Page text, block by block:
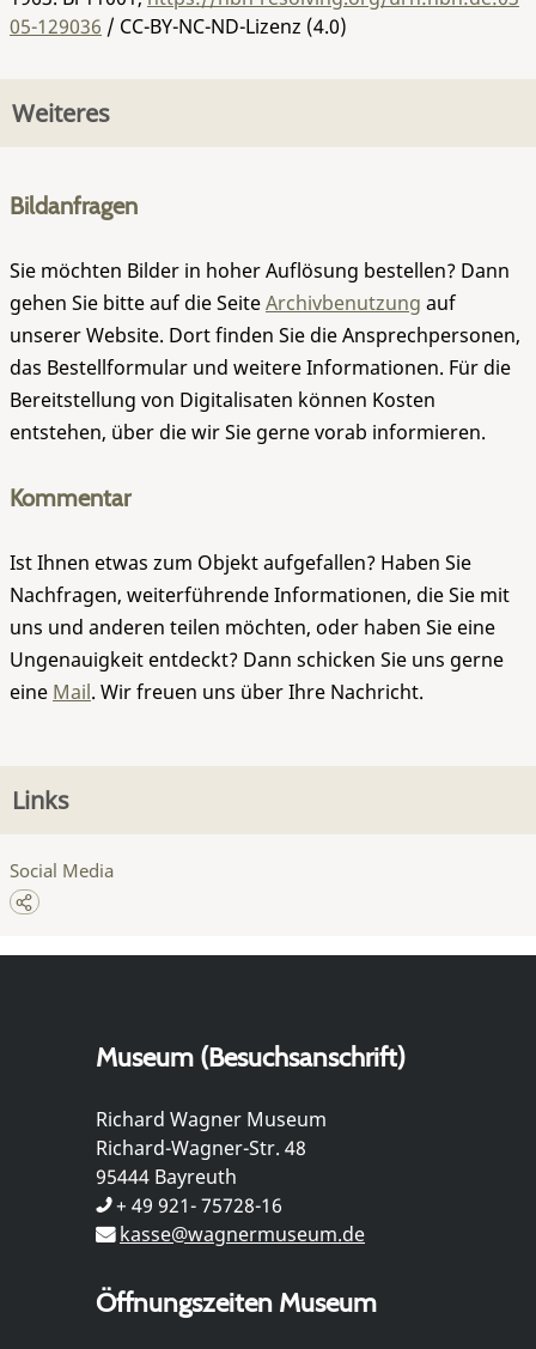
05-129036 / CC-BY-NC-ND-Lizenz (4.0)
Weiteres
Bildanfragen
Sie möchten Bilder in hoher Auflösung bestellen? Dann
gehen Sie bitte auf die SeiteArchivbenutzung auf
unserer Website. Dort finden Sie die Ansprechpersonen,
das Bestellformular und weitere Informationen. Für die
Bereitstellung von Digitalisaten können Kosten
entstehen, über die wir Sie gerne vorab informieren.
Kommentar
Ist Ihnen etwas zum Objekt aufgefallen? Haben Sie
Nachfragen, weiterführende Informationen, die Sie mit
uns und anderen teilen möchten, oder haben Sie eine
Ungenauigkeit entdeckt? Dann schicken Sie uns gerne
eine Mail. Wir freuen uns über Ihre Nachricht.
Links
Social Media
Museum (Besuchsanschrift)
Richard Wagner Museum
Richard-Wagner-Str. 48
95444 Bayreuth
+ 49 921- 75728-16
kasse@wagnermuseum.de
Öffnungszeiten Museum